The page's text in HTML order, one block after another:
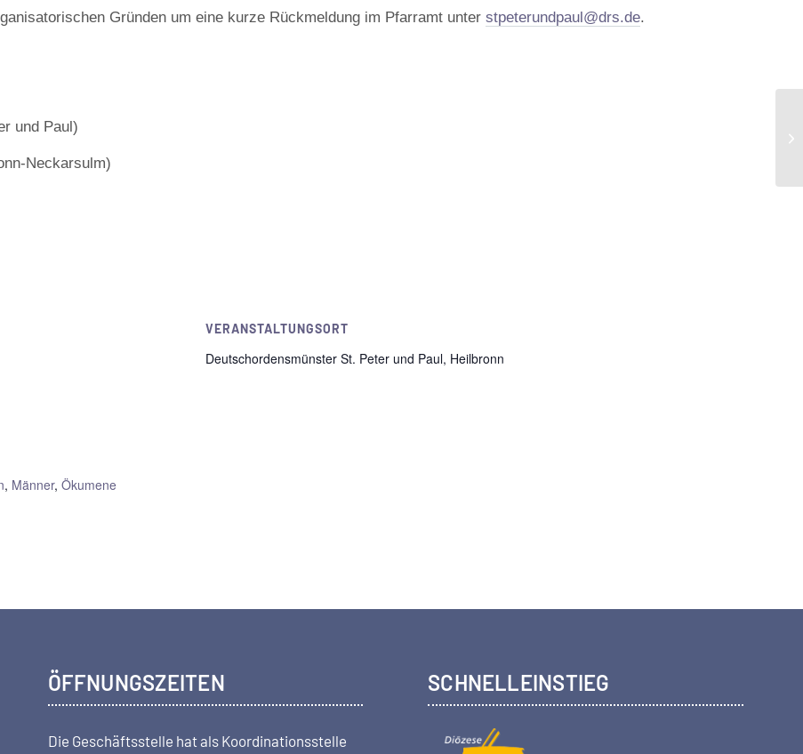
Gründen um eine kurze Rückmeldung im Pfarramt unter stpeterundpaul@drs.de.
und Paul)
Neckarsulm)
, Männer, Ökumene
VERANSTALTUNGSORT
Deutschordensmünster St. Peter und Paul, Heilbronn
ÖFFNUNGSZEITEN
Die Geschäftsstelle hat als Koordi­nations­stelle
SCHNELLEINSTIEG